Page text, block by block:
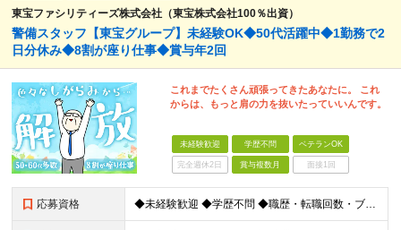
東宝ファシリティーズ株式会社（東宝株式会社100％出資）
警備スタッフ【東宝グループ】未経験OK◆50代活躍中◆1勤務で2
日分休み◆8割が座り仕事◆賞与年2回
これまでたくさん頑張ってきたあなたに。 これ
からは、もっと肩の力を抜いたっていいんです。
未経験歓迎 学歴不問 ベテランOK
完全週休2日 賞与複数月 面接1回
応募資格 ◆未経験歓迎 ◆学歴不問 ◆職歴・転職回数・ブランク期間も一切不問！ ◆中途入社100％ ━━━━━━━━━━━━━━━━━ 40代～50代を中心に、幅広い年代が活躍中。 定年後も、嘱託社員として6